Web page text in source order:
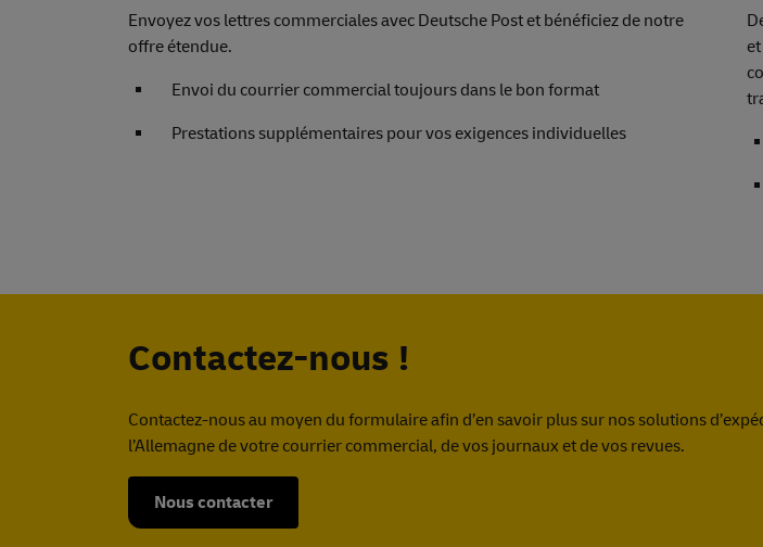
Envoyez vos lettres commerciales avec Deutsche Post et bénéficiez de notre
offre étendue.
Envoi du courrier commercial toujours dans le bon format
Prestations supplémentaires pour vos exigences individuelles
Contactez-nous !
Contactez-nous au moyen du formulaire afin d’en savoir plus sur nos solutions
l’Allemagne de votre courrier commercial, de vos journaux et de vos revues.
Nous contacter